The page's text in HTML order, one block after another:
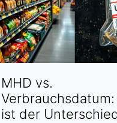
MHD vs.
Verbrauchsdatum:
ist der